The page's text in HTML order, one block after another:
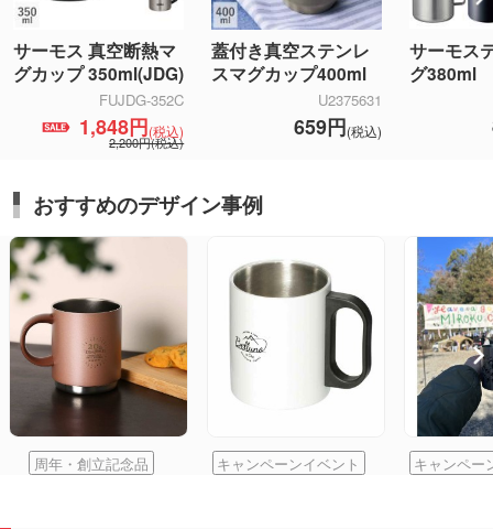
サーモス 真空断熱マ
グカップ 350ml(JDG)
FUJDG-352C
1,848円(税込)
2,200円(税込)
蓋付き真空ステンレ
スマグカップ400ml
U2375631
659円(税込)
サーモス
グ380ml
おすすめのデザイン事例
周年・創立記念品 キャンペーンイベント キャンペー